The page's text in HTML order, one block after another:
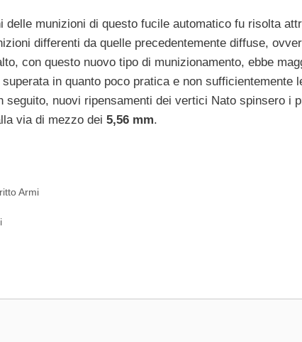
delle munizioni di questo fucile automatico fu risolta
differenti da quelle precedentemente diffuse,
con questo nuovo tipo di munizionamento, ebbe
superata in quanto poco pratica e non sufficientemente
seguito, nuovi ripensamenti dei vertici Nato spinsero i
via di mezzo dei 5,56 mm.
Armi